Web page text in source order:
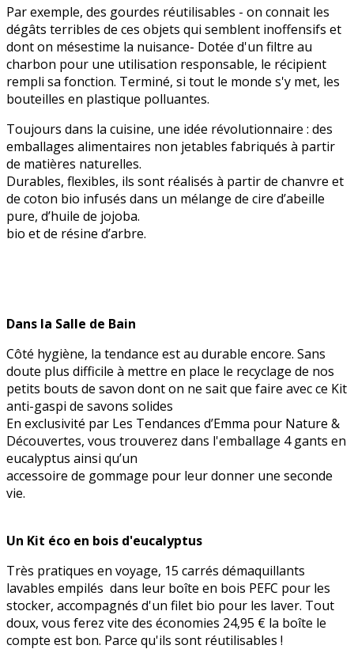
Par exemple, des gourdes réutilisables - on connait les
dégâts terribles de ces objets qui semblent inoffensifs et
dont on mésestime la nuisance- Dotée d'un filtre au
charbon pour une utilisation responsable, le récipient
rempli sa fonction. Terminé, si tout le monde s'y met, les
bouteilles en plastique polluantes.
Toujours dans la cuisine, une idée révolutionnaire : des
emballages alimentaires non jetables fabriqués à partir
de matières naturelles.
Durables, flexibles, ils sont réalisés à partir de chanvre et
de coton bio infusés dans un mélange de cire d’abeille
pure, d’huile de jojoba.
bio et de résine d’arbre.
Dans la Salle de Bain
Côté hygiène, la tendance est au durable encore. Sans
doute plus difficile à mettre en place le recyclage de nos
petits bouts de savon dont on ne sait que faire avec ce Kit
anti-gaspi de savons solides
En exclusivité par Les Tendances d’Emma pour Nature &
Découvertes, vous trouverez dans l'emballage 4 gants en
eucalyptus ainsi qu’un
accessoire de gommage pour leur donner une seconde
vie.
Un Kit éco en bois d'eucalyptus
Très pratiques en voyage, 15 carrés démaquillants
lavables empilés dans leur boîte en bois PEFC pour les
stocker, accompagnés d'un filet bio pour les laver. Tout
doux, vous ferez vite des économies 24,95 € la boîte le
compte est bon. Parce qu'ils sont réutilisables !